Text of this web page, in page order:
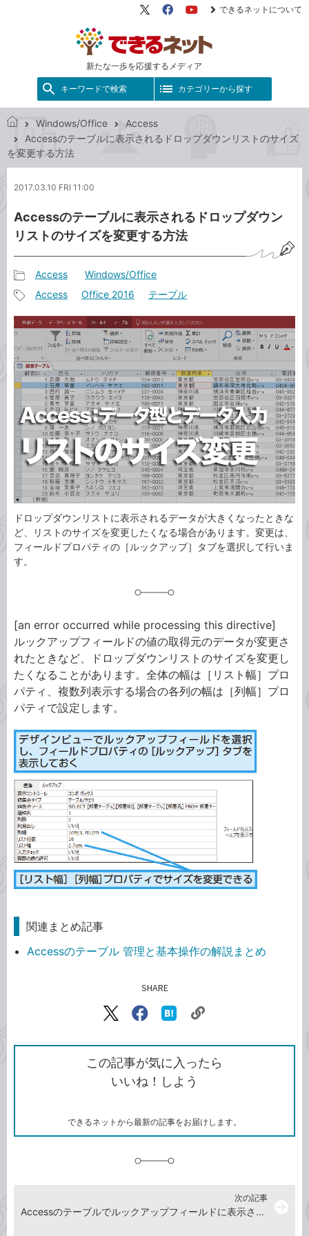
新たな一歩を応援するメディア
X（旧
FacebookYouTube
できるネットについて
キーワードで検索 カテゴリーから探す
で
き
ッ
Windows/Office
Access
Accessのテーブルに表示されるドロップダウンリストのサイズ
を変更する方法
2017.03.10 FRI 11:00
Accessのテーブルに表示されるドロップダウン
リストのサイズを変更する方法
事
カ
ゴ
リ
Access Windows/Office
事
Access Office 2016 テーブル
ドロップダウンリストに表示されるデータが大きくなったときな
ど、リストのサイズを変更したくなる場合があります。変更は、
フィールドプロパティの［ルックアップ］タブを選択して行いま
す。
[an error occurred while processing this directive]
ルックアップフィールドの値の取得元のデータが変更さ
れたときなど、ドロップダウンリストのサイズを変更し
たくなることがあります。全体の幅は［リスト幅］プロ
パティ、複数列表示する場合の各列の幅は［列幅］プロ
パティで設定します。
関連まとめ記事
Accessのテーブル 管理と基本操作の解説まとめ
SHARE
X（旧
で
シ
ェ
ア
Facebook
シ
ェ
ア
な
ブ
ッ
ク
ク
ク
を
コ
この記事が気に入ったら
いいね！しよう
できるネットから最新の記事をお届けします。
次の記事
Accessのテーブルでルックアップフィールドに表示されるデータを直接指定する方法